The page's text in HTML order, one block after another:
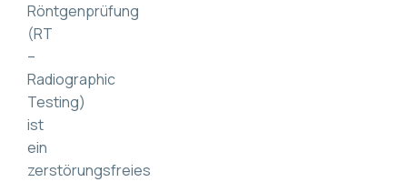
Röntgenprüfung
(RT
–
Radiographic
Testing)
ist
ein
zerstörungsfreies